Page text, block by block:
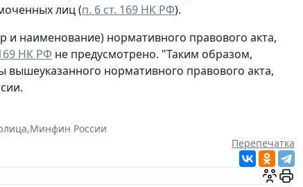
лиц (п. 6 ст. 169 НК РФ).
и наименование) нормативного правового акта,
НК РФ не предусмотрено. "Таким образом,
вышеуказанного нормативного правового акта,
,Минфин России
Перепечатка